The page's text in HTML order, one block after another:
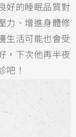
好的睡眠品質對
力、增進身體修
生活可能也會受
，下次他再半夜
吧！